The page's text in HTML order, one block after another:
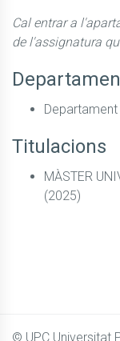
Cal entrar a
de l'assignatura
Departament
Titulacions
MÀSTER
(2025)
© UPC Universitat